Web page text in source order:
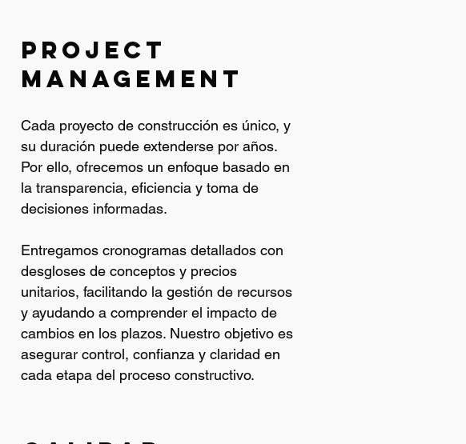
Project
Management
Cada proyecto de construcción es único, y
su duración puede extenderse por años.
Por ello, ofrecemos un enfoque basado en
la transparencia, eficiencia y toma de
decisiones informadas.
Entregamos cronogramas detallados con
desgloses de conceptos y precios
unitarios, facilitando la gestión de recursos
y ayudando a comprender el impacto de
cambios en los plazos. Nuestro objetivo es
asegurar control, confianza y claridad en
cada etapa del proceso constructivo.